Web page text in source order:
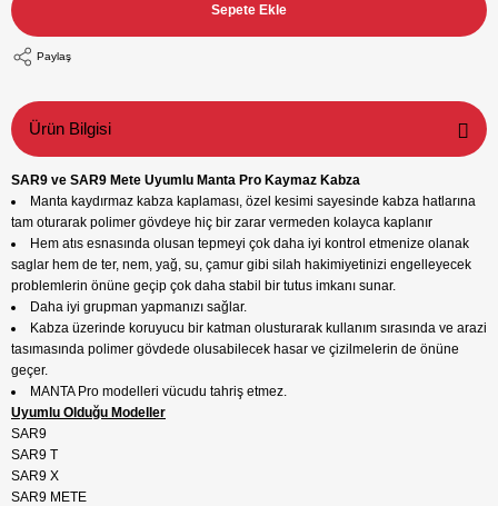
Sepete Ekle
Paylaş
Ürün Bilgisi
SAR9 ve SAR9 Mete Uyumlu Manta Pro Kaymaz Kabza
Manta kaydırmaz kabza kaplaması, özel kesimi sayesinde kabza hatlarına
tam oturarak polimer gövdeye hiç bir zarar vermeden kolayca kaplanır
Hem atıs esnasında olusan tepmeyi çok daha iyi kontrol etmenize olanak
saglar hem de ter, nem, yağ, su, çamur gibi silah hakimiyetinizi engelleyecek
problemlerin önüne geçip çok daha stabil bir tutus imkanı sunar.
Daha iyi grupman yapmanızı sağlar.
Kabza üzerinde koruyucu bir katman olusturarak kullanım sırasında ve arazi
tasımasında polimer gövdede olusabilecek hasar ve çizilmelerin de önüne
geçer.
MANTA Pro modelleri vücudu tahriş etmez.
Uyumlu Olduğu Modeller
SAR9
SAR9 T
SAR9 X
SAR9 METE